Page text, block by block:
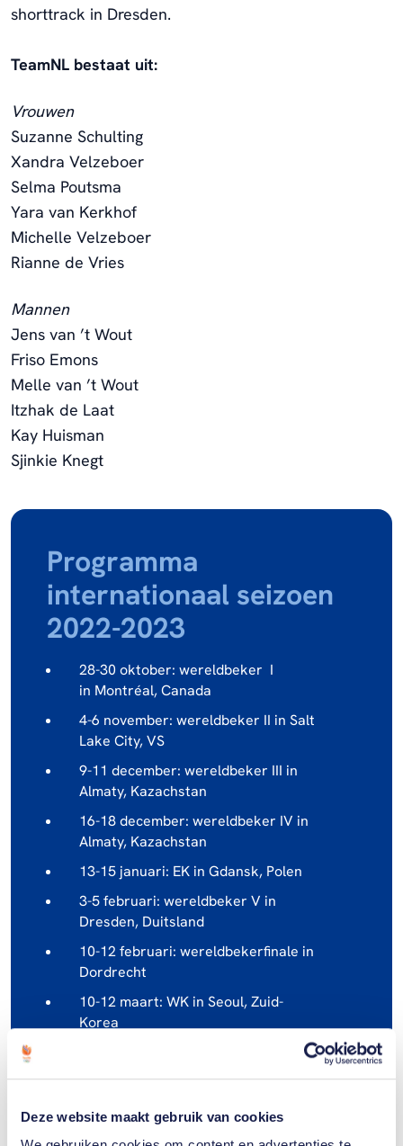
Deze website maakt gebruik van cookies
shorttrack in Dresden.
TeamNL bestaat uit:
Vrouwen
Suzanne Schulting
Xandra Velzeboer
Selma Poutsma
Yara van Kerkhof
Michelle Velzeboer
Rianne de Vries
Mannen
Jens van ’t Wout
Friso Emons
Melle van ’t Wout
Itzhak de Laat
Kay Huisman
Sjinkie Knegt
Programma
internationaal seizoen
2022-2023
28-30 oktober: wereldbeker I
in Montréal, Canada
4-6 november: wereldbeker II in Salt
Lake City, VS
9-11 december: wereldbeker III in
Almaty, Kazachstan
16-18 december: wereldbeker IV in
Almaty, Kazachstan
13-15 januari: EK in Gdansk, Polen
3-5 februari: wereldbeker V in
Dresden, Duitsland
10-12 februari: wereldbekerfinale in
Dordrecht
10-12 maart: WK in Seoul, Zuid-
Korea